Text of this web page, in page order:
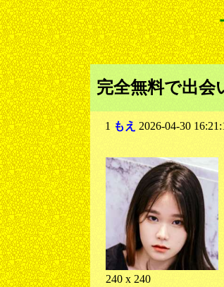
完全無料で出会
1 もえ 2026-04-30
240 x 240